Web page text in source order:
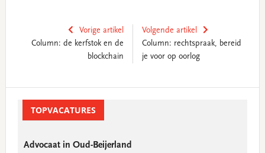
Vorige artikel
Column: de kerfstok en de
blockchain
Volgende artikel
Column: rechtspraak, bereid
je voor op oorlog
SidebarTOPVACATURES
Advocaat in Oud-Beijerland